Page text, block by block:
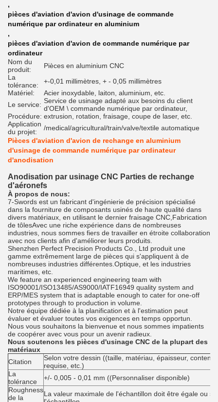
,
pièces d'aviation d'avion d'usinage de commande
numérique par ordinateur en aluminium
,
pièces d'aviation d'avion de commande numérique par
ordinateur
Nom du
produit:
Pièces en aluminium CNC
La
tolérance:
+-0,01 millimètres, + - 0,05 millimètres
Matériel:
Acier inoxydable, laiton, aluminium, etc.
Le service: Service de usinage adapté aux besoins du client
d'OEM \ commande numérique par ordinateur,
Procédure: extrusion, rotation, fraisage, coupe de laser, etc.
Application
du projet:
/medical/agricultural/train/valve/textile automatique
Pièces d'aviation d'avion de rechange en aluminium
d'usinage de commande numérique par ordinateur
d'anodisation
Anodisation par usinage CNC Parties de rechange
d'aéronefs
À propos de nous:
7-Swords est un fabricant d'ingénierie de précision spécialisé
dans la fourniture de composants usinés de haute qualité dans
divers matériaux, en utilisant le dernier fraisage CNC,Fabrication
de tôlesAvec une riche expérience dans de nombreuses
industries, nous sommes fiers de travailler en étroite collaboration
avec nos clients afin d'améliorer leurs produits.
Shenzhen Perfect Precision Products Co., Ltd produit une
gamme extrêmement large de pièces qui s'appliquent à de
nombreuses industries différentes.Optique, et les industries
maritimes, etc.
We feature an experienced engineering team with
ISO90001/ISO13485/AS9000/IATF16949 quality system and
ERP/MES system that is adaptable enough to cater for one-off
prototypes through to production in volume.
Notre équipe dédiée à la planification et à l'estimation peut
évaluer et évaluer toutes vos exigences en temps opportun.
Nous vous souhaitons la bienvenue et nous sommes impatients
de coopérer avec vous pour un avenir radieux.
Nous soutenons les pièces d'usinage CNC de la plupart des
matériaux
Citation
Selon votre dessin ((taille, matériau, épaisseur,
requise, etc.)
La
tolérance
+/- 0,005 - 0,01 mm ((Personnaliser disponible)
Roughness
de la
La valeur maximale de l'échantillon doit être égale ou